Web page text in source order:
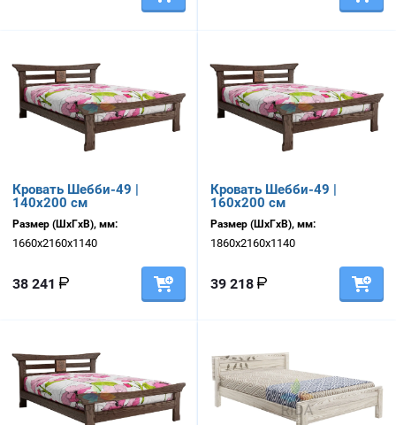
Кровать Шебби-49 |
140х200 см
Размер (ШхГхВ), мм:
1660х2160х1140
38 241
Кровать Шебби-49 |
160х200 см
Размер (ШхГхВ), мм:
1860х2160х1140
39 218